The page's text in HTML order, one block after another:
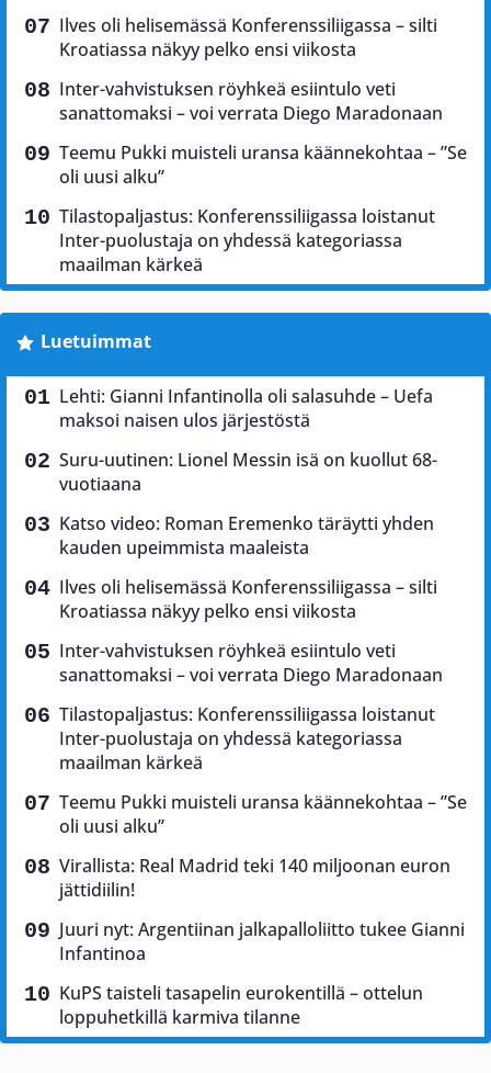
Ilves oli helisemässä Konferenssiliigassa – silti
Kroatiassa näkyy pelko ensi viikosta
Inter-vahvistuksen röyhkeä esiintulo veti
sanattomaksi – voi verrata Diego Maradonaan
Teemu Pukki muisteli uransa käännekohtaa – ”Se
oli uusi alku”
Tilastopaljastus: Konferenssiliigassa loistanut
Inter-puolustaja on yhdessä kategoriassa
maailman kärkeä
Luetuimmat
Lehti: Gianni Infantinolla oli salasuhde – Uefa
maksoi naisen ulos järjestöstä
Suru-uutinen: Lionel Messin isä on kuollut 68-
vuotiaana
Katso video: Roman Eremenko täräytti yhden
kauden upeimmista maaleista
Ilves oli helisemässä Konferenssiliigassa – silti
Kroatiassa näkyy pelko ensi viikosta
Inter-vahvistuksen röyhkeä esiintulo veti
sanattomaksi – voi verrata Diego Maradonaan
Tilastopaljastus: Konferenssiliigassa loistanut
Inter-puolustaja on yhdessä kategoriassa
maailman kärkeä
Teemu Pukki muisteli uransa käännekohtaa – ”Se
oli uusi alku”
Virallista: Real Madrid teki 140 miljoonan euron
jättidiilin!
Juuri nyt: Argentiinan jalkapalloliitto tukee Gianni
Infantinoa
KuPS taisteli tasapelin eurokentillä – ottelun
loppuhetkillä karmiva tilanne